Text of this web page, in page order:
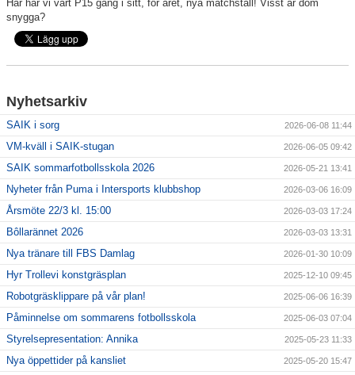
För ledare
SAIK-shopen
Elljusspår
Klubbstugan
Bildgalleri
Stödmedlem
Här har vi vårt P15 gäng i sitt, för året, nya matchställ! Visst är dom
snygga?
Nyhetsarkiv
SAIK i sorg 2026-06-08 11:44
VM-kväll i SAIK-stugan 2026-06-05 09:42
SAIK sommarfotbollsskola 2026 2026-05-21 13:41
Nyheter från Puma i Intersports klubbshop 2026-03-06 16:09
Årsmöte 22/3 kl. 15:00 2026-03-03 17:24
Bôllarännet 2026 2026-03-03 13:31
Nya tränare till FBS Damlag 2026-01-30 10:09
Hyr Trollevi konstgräsplan 2025-12-10 09:45
Robotgräsklippare på vår plan! 2025-06-06 16:39
Påminnelse om sommarens fotbollsskola 2025-06-03 07:04
Styrelsepresentation: Annika 2025-05-23 11:33
Nya öppettider på kansliet 2025-05-20 15:47